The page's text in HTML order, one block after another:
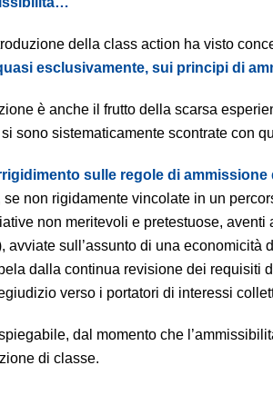
della class action ha visto
esclusivamente, sui principi di
è anche il frutto della scarsa
sono sistematicamente scontrate con
sulle regole di ammissione
non rigidamente vincolate in un
non meritevoli e pretestuose,
avviate sull’assunto di una
dalla continua revisione dei requisiti
verso i portatori di interessi
dal momento che
di classe.